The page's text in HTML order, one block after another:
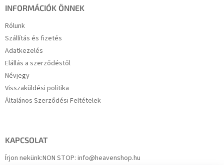
INFORMÁCIÓK ÖNNEK
Rólunk
Szállítás és fizetés
Adatkezelés
Elállás a szerződéstől
Névjegy
Visszaküldési politika
Általános Szerződési Feltételek
KAPCSOLAT
Írjon nekünk:NON STOP: info@heavenshop.hu